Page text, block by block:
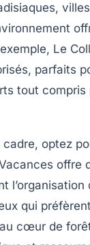
Le
parfaits
tout
optez
offre
qui
cœur de